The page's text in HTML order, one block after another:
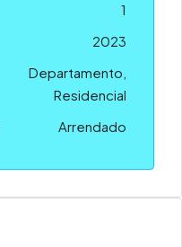
1
2023
Departamento,
Residencial
Arrendado